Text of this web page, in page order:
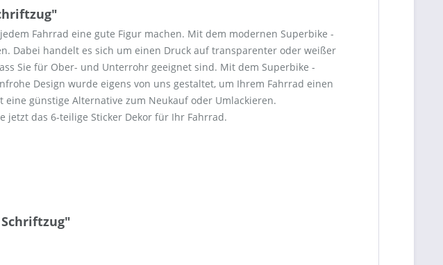
Fahrrad eine gute Figur machen. Mit dem modernen Superbike -
Dabei handelt es sich um einen Druck auf transparenter oder weißer
Sie für Ober- und Unterrohr geeignet sind. Mit dem Superbike -
Design wurde eigens von uns gestaltet, um Ihrem Fahrrad einen
günstige Alternative zum Neukauf oder Umlackieren.
das 6-teilige Sticker Dekor für Ihr Fahrrad.